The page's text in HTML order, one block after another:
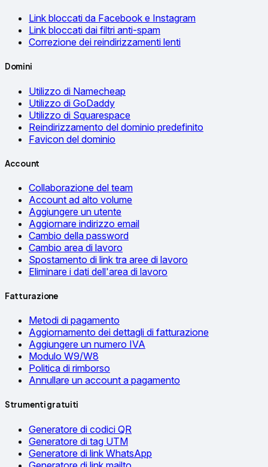
Link bloccati da Facebook e Instagram
Link bloccati dai filtri anti-spam
Correzione dei reindirizzamenti lenti
Domini
Utilizzo di Namecheap
Utilizzo di GoDaddy
Utilizzo di Squarespace
Reindirizzamento del dominio predefinito
Favicon del dominio
Account
Collaborazione del team
Account ad alto volume
Aggiungere un utente
Aggiornare indirizzo email
Cambio della password
Cambio area di lavoro
Spostamento di link tra aree di lavoro
Eliminare i dati dell'area di lavoro
Fatturazione
Metodi di pagamento
Aggiornamento dei dettagli di fatturazione
Aggiungere un numero IVA
Modulo W9/W8
Politica di rimborso
Annullare un account a pagamento
Strumenti gratuiti
Generatore di codici QR
Generatore di tag UTM
Generatore di link WhatsApp